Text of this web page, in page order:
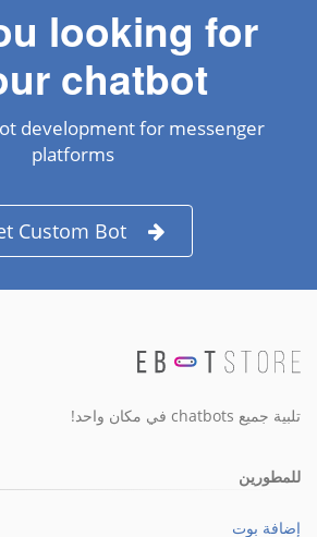
looking for
chatbot?
development for messenger
platforms
Custom Bot
تلبية جميع chatbots في مكان واحد!
للمطورين
إضافة بوت